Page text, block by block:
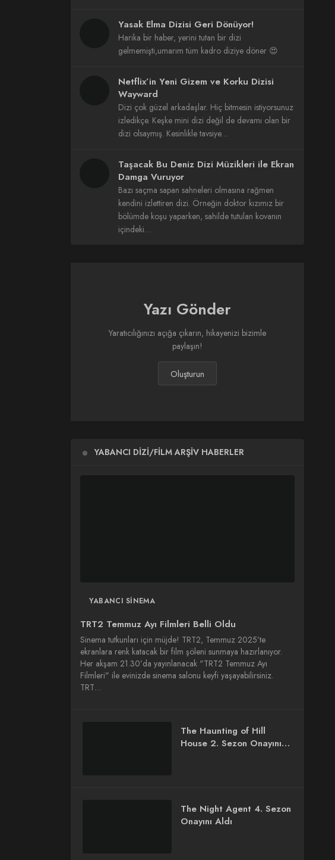
Yasak Elma Dizisi Geri Dönüyor!
Harika bir haber, yerini tutan bir dizi
gelmemişti,umarım tüm kadro diziye döner 😍
Netflix’in Yeni Gizem ve Korku Dizisi
Wayward
Dizi çok güzel arkadaşlar. Hiç bitmesin istiyorsunuz
izledikçe. Keşke mini dizi değil de devamı olan bir
dizi olsaymış. Kesinlikle tavsiye…
Taşacak Bu Deniz Dizi Müzikleri ile Ekran
Damga Vuruyor
Bazı saçma sapan sahneleri olmasına rağmen
kendini izlettiren dizi. Örneğin doktor kızımız bir
bölümde koşu yaparken, sahilde tutulan kovanın
içindeki…
Yazı Gönder
Yaratıcılığınızı açığa çıkarın, hikayenizi bizimle
paylaşın!
Oluşturun
YABANCI DIZI/FILM ARŞIV HABERLER
YABANCI SINEMA
TRT2 Temmuz Ayı Filmleri Belli Oldu
Sinema tutkunları için müjde! TRT2, Temmuz 2025’te
ekranlara renk katacak bir film şöleni sunmaya hazırlanıyor.
Her akşam 21.30’da yayınlanacak "TRT2 Temmuz Ayı
Filmleri" ile evinizde sinema salonu keyfi yaşayabilirsiniz.
TRT…
The Haunting of Hill
House 2. Sezon Onayını
The Night Agent 4. Sezon
Onayını Aldı